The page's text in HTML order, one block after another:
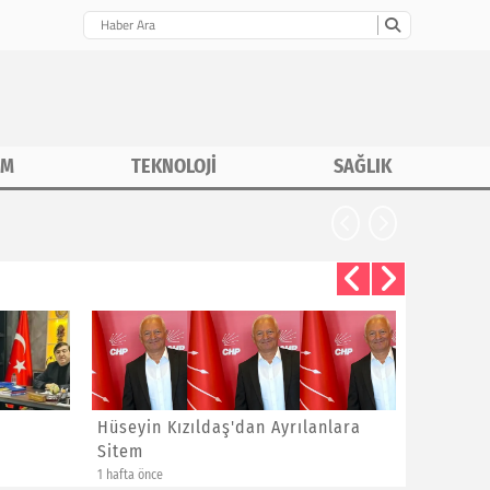
TEKNOLOJİ SAĞLIK
Hüseyin Kızıldaş'dan Ayrılanlara
Sitem
1 hafta önce